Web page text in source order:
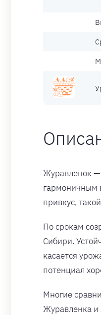
Журавленок —
гармоничным
привкус,
По срокам
Сибири.
касается
потенциал
Многие
Журавленка и